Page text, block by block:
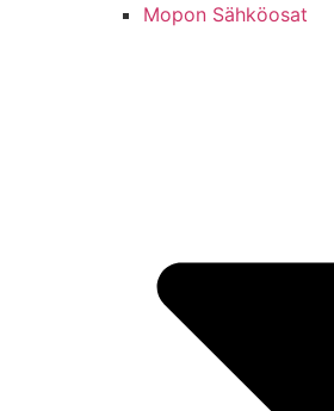
Mopon Sähköosat